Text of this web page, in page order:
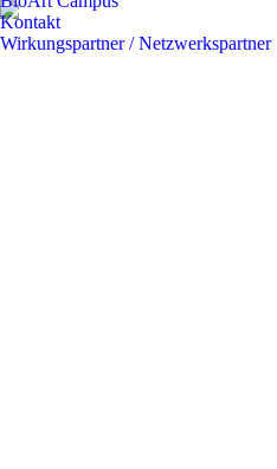
Kontakt
Wirkungspartner / Netzwerkspartner